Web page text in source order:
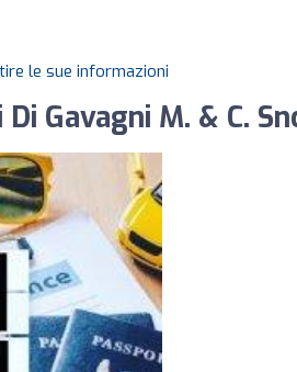
le sue informazioni
Gavagni M. & C.